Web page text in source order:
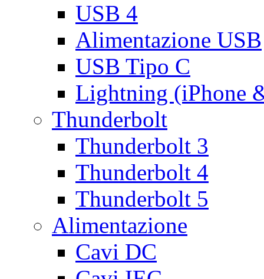
USB 4
Alimentazione USB
USB Tipo C
Lightning (iPhone
Thunderbolt
Thunderbolt 3
Thunderbolt 4
Thunderbolt 5
Alimentazione
Cavi DC